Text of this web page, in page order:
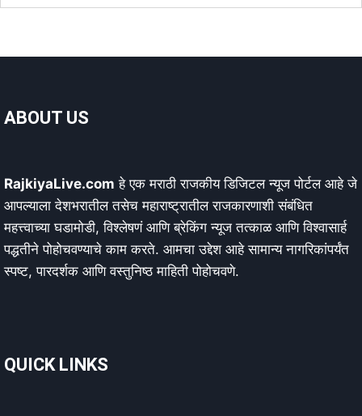
ABOUT US
RajkiyaLive.com हे एक मराठी राजकीय डिजिटल न्यूज पोर्टल आहे जे
आपल्याला देशभरातील तसेच महाराष्ट्रातील राजकारणाशी संबंधित
महत्त्वाच्या घडामोडी, विश्लेषणं आणि ब्रेकिंग न्यूज तत्काळ आणि विश्वासार्ह
पद्धतीने पोहोचवण्याचे काम करते. आमचा उद्देश आहे सामान्य नागरिकांपर्यंत
स्पष्ट, पारदर्शक आणि वस्तुनिष्ठ माहिती पोहोचवणे.
QUICK LINKS